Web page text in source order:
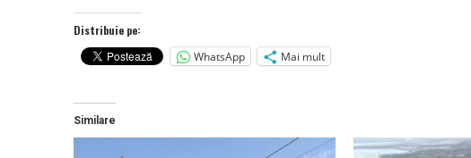
Distribuie pe:
WhatsApp
Mai mult
Similare